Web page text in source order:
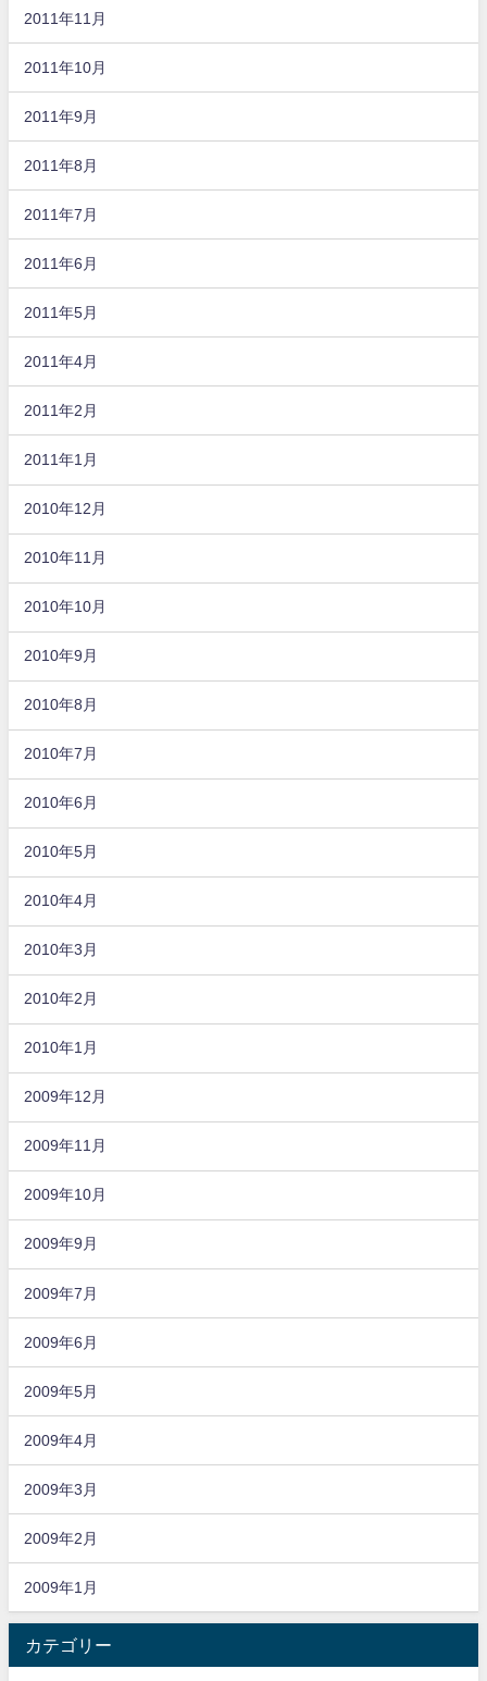
2011年11月
2011年10月
2011年9月
2011年8月
2011年7月
2011年6月
2011年5月
2011年4月
2011年2月
2011年1月
2010年12月
2010年11月
2010年10月
2010年9月
2010年8月
2010年7月
2010年6月
2010年5月
2010年4月
2010年3月
2010年2月
2010年1月
2009年12月
2009年11月
2009年10月
2009年9月
2009年7月
2009年6月
2009年5月
2009年4月
2009年3月
2009年2月
2009年1月
カテゴリー